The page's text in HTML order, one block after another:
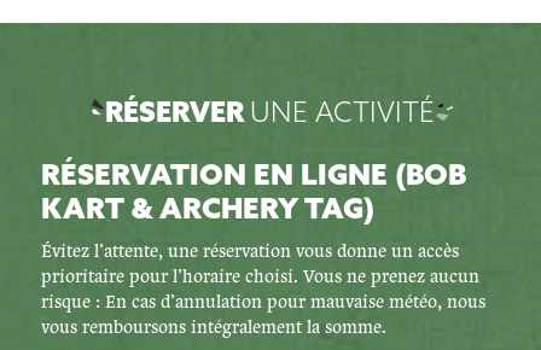
RÉSERVERUNE ACTIVITÉ
RÉSERVATION EN LIGNE (BOB
KART & ARCHERY TAG)
Évitez l’attente, une réservation vous donne un accès
prioritaire pour l’horaire choisi. Vous ne prenez aucun
risque : En cas d’annulation pour mauvaise météo, nous
vous remboursons intégralement la somme.